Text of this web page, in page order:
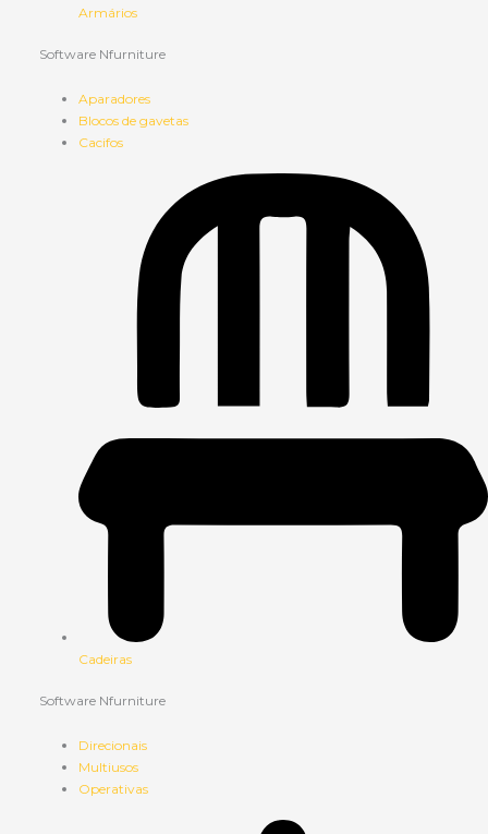
Armários
Software Nfurniture
Aparadores
Blocos de gavetas
Cacifos
Cadeiras
Software Nfurniture
Direcionais
Multiusos
Operativas